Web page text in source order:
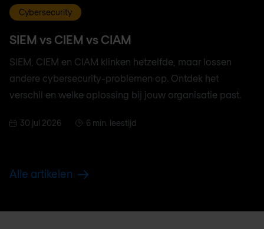
Cybersecurity
SIEM vs CIEM vs CIAM
SIEM, CIEM en CIAM klinken hetzelfde, maar lossen
andere cybersecurity-problemen op. Ontdek het
verschil en welke oplossing bij jouw organisatie past.
30 jul 2026 6 min. leestijd
Alle artikelen